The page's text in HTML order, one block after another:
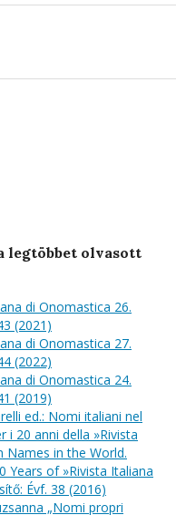
legtöbbet olvasott
di Onomastica 26.
(2021)
di Onomastica 27.
(2022)
di Onomastica 24.
(2019)
ed.: Nomi italiani nel
i 20 anni della »Rivista
Names in the World.
Years of »Rivista Italiana
Évf. 38 (2016)
„Nomi propri